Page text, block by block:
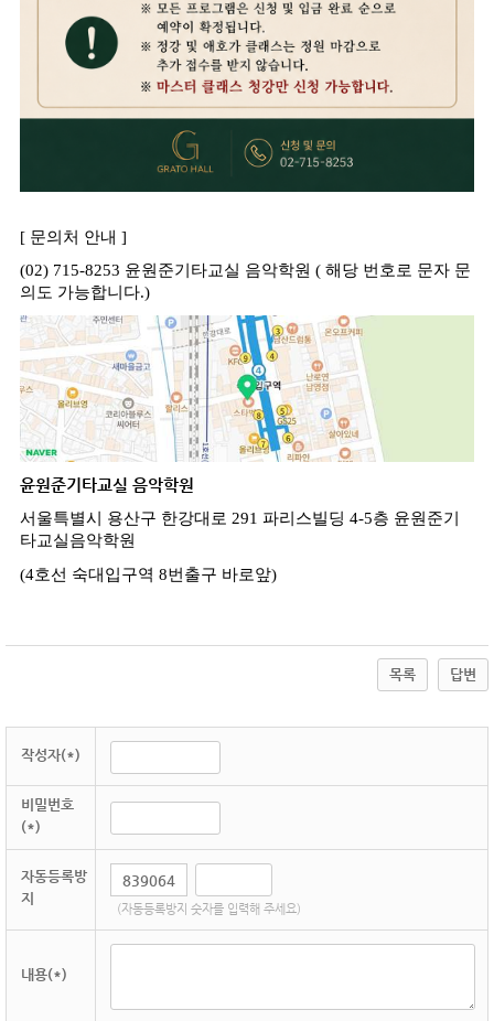
[ 문의처 안내 ]
(02) 715-8253 윤원준기타교실 음악학원 ( 해당 번호로 문자 문
의도 가능합니다.)
윤원준기타교실 음악학원
서울특별시 용산구 한강대로 291 파리스빌딩 4-5층 윤원준기
타교실음악학원
(4호선 숙대입구역 8번출구 바로앞)
목록 답변
작성자(*)
비밀번호
(*)
자동등록방
지
(자동등록방지 숫자를 입력해 주세요)
내용(*)